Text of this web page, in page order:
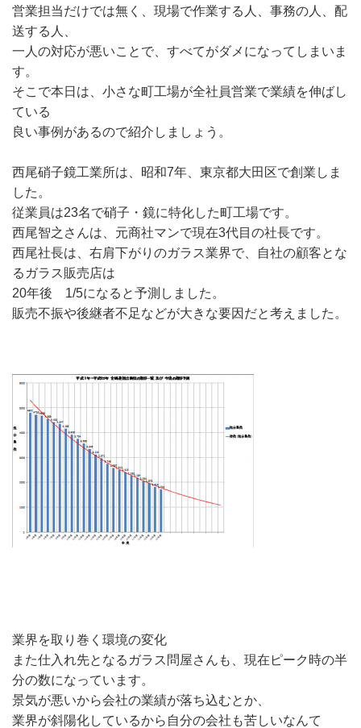
営業担当だけでは無く、現場で作業する人、事務の人、配
送する人、
一人の対応が悪いことで、すべてがダメになってしまいま
す。
そこで本日は、小さな町工場が全社員営業で業績を伸ばし
ている
良い事例があるので紹介しましょう。
西尾硝子鏡工業所は、昭和7年、東京都大田区で創業しま
した。
従業員は23名で硝子・鏡に特化した町工場です。
西尾智之さんは、元商社マンで現在3代目の社長です。
西尾社長は、右肩下がりのガラス業界で、自社の顧客とな
るガラス販売店は
20年後 1/5になると予測しました。
販売不振や後継者不足などが大きな要因だと考えました。
業界を取り巻く環境の変化
また仕入れ先となるガラス問屋さんも、現在ピーク時の半
分の数になっています。
景気が悪いから会社の業績が落ち込むとか、
業界が斜陽化しているから自分の会社も苦しいなんて